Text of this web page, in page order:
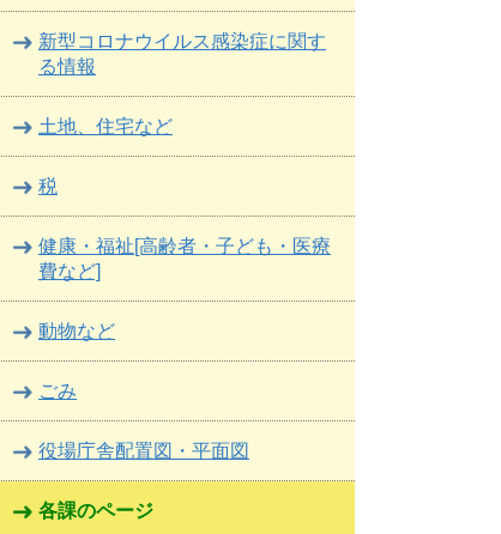
新型コロナウイルス感染症に関す
る情報
土地、住宅など
税
健康・福祉[高齢者・子ども・医療
費など]
動物など
ごみ
役場庁舎配置図・平面図
各課のページ